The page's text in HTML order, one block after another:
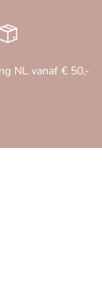
NL vanaf € 50,-